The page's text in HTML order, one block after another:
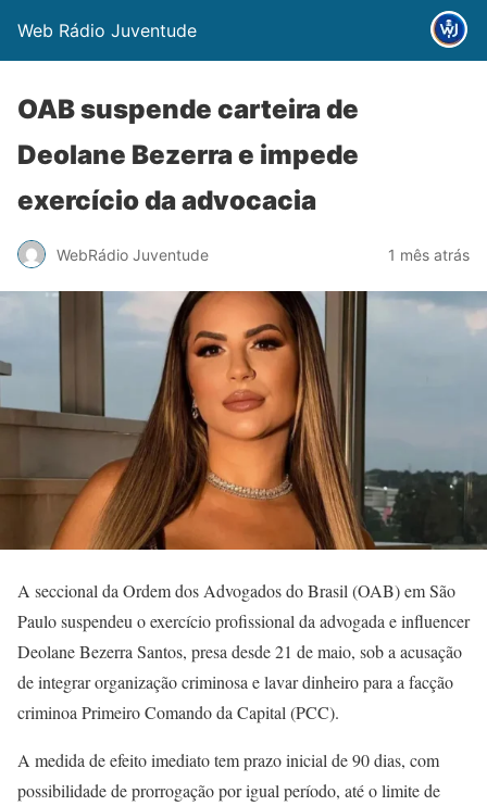
Web Rádio Juventude
OAB suspende carteira de
Deolane Bezerra e impede
exercício da advocacia
WebRádio Juventude 1 mês atrás
A seccional da Ordem dos Advogados do Brasil (OAB) em São
Paulo suspendeu o exercício profissional da advogada e influencer
Deolane Bezerra Santos, presa desde 21 de maio, sob a acusação
de integrar organização criminosa e lavar dinheiro para a facção
criminoa Primeiro Comando da Capital (PCC).
A medida de efeito imediato tem prazo inicial de 90 dias, com
possibilidade de prorrogação por igual período, até o limite de